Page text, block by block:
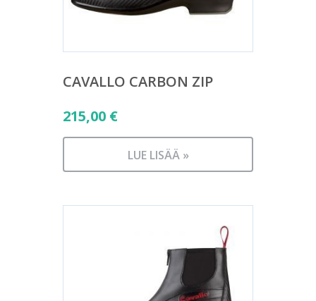
CAVALLO CARBON ZIP
215,00 €
LUE LISÄÄ »